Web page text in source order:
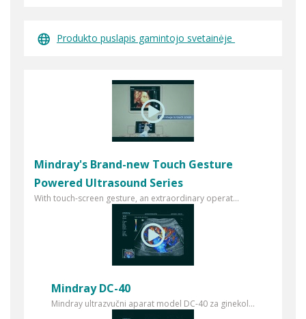
Produkto puslapis gamintojo svetainėje
Mindray's Brand-new Touch Gesture
Powered Ultrasound Series
With touch-screen gesture, an extraordinary operat...
Mindray DC-40
Mindray ultrazvučni aparat model DC-40 za ginekol...